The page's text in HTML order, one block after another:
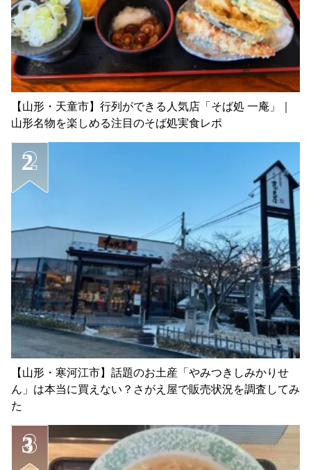
【山形・天童市】行列ができる人気店「そば処 一庵」｜
山形名物を楽しめる注目のそば処実食レポ
【山形・寒河江市】話題のお土産「やみつきしみかりせ
ん」は本当に買えない？さがえ屋で販売状況を調査してみ
た